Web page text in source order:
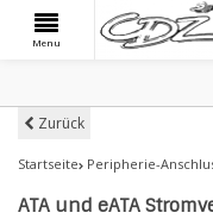
Menu
Zurück
Startseite Peripherie-
ATA und eATA